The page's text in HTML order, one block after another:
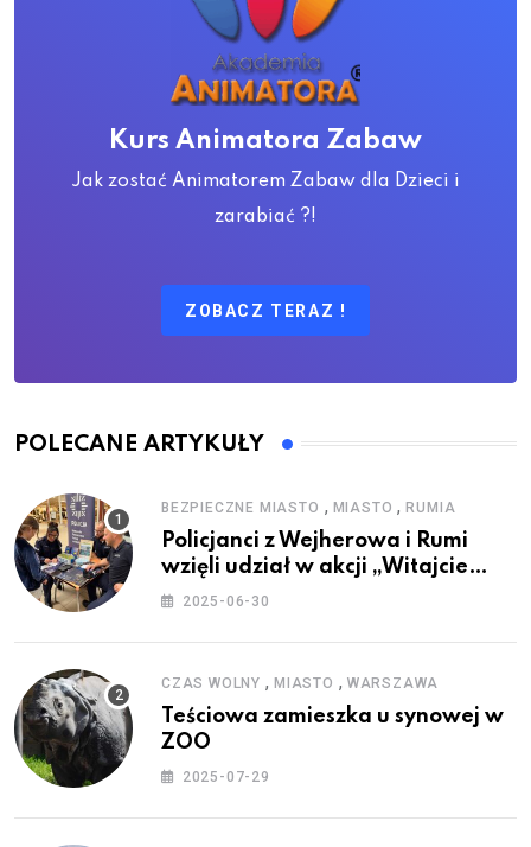
Kurs Animatora Zabaw
Jak zostać Animatorem Zabaw dla Dzieci i
zarabiać ?!
ZOBACZ TERAZ !
POLECANE ARTYKUŁY
BEZPIECZNE MIASTO , MIASTO ,RUMIA
Policjanci z Wejherowa i Rumi
wzięli udział w akcji „Witajcie
Wakacje”
2025-06-30
CZAS WOLNY , MIASTO , WARSZAWA
Teściowa zamieszka u synowej w
ZOO
2025-07-29